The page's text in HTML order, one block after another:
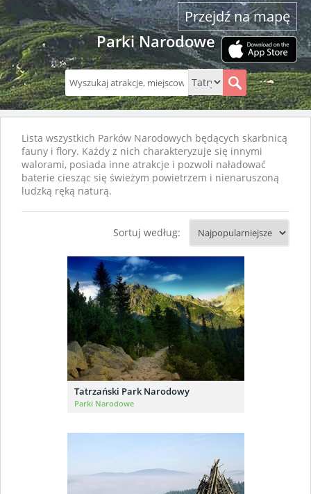
Parki Narodowe
Przejdź na mapę
Lista wszystkich Parków Narodowych będących skarbnicą
fauny i flory. Każdy z nich charakteryzuje się innymi
walorami, posiada inne atrakcje i pozwoli naładować
baterie ciesząc się świeżym powietrzem i nienaruszoną
ludzką ręką naturą.
Sortuj według:
Tatrzański Park Narodowy
Parki Narodowe